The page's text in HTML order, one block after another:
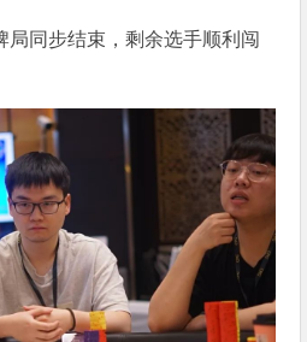
局同步结束，剩余选手顺利闯